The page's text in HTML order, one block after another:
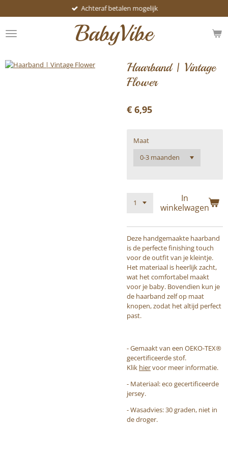
direct
naar
de
BabyVibe
Achteraf betalen mogelijk
Haarband | Vintage
Flower
€ 6,95
Maat
In
winkelwagen
Deze handgemaakte haarband
is de perfecte finishing touch
voor de outfit van je kleintje.
Het materiaal is heerlijk zacht,
wat het comfortabel maakt
voor je baby. Bovendien kun je
de haarband zelf op maat
knopen, zodat het altijd perfect
past.
- Gemaakt van een OEKO-TEX®
gecertificeerde stof.
Klik hiervoor meer informatie.
- Materiaal: eco gecertificeerde
jersey.
- Wasadvies: 30 graden, niet in
de droger.